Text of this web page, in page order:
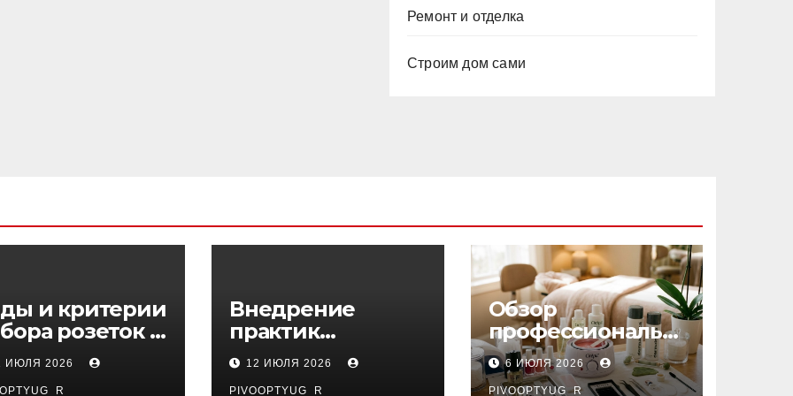
Ремонт и отделка
Строим дом сами
и критерии
розеток и
ИЮЛЯ 2026
Внедрение
практик
управляемого
DevOps в
12 ИЮЛЯ 2026
PIVOOPTYUG_R
Обзор
профессиональн
ых материалов и
инструментов
6 ИЮЛЯ 2026
PIVOOPTYUG_R